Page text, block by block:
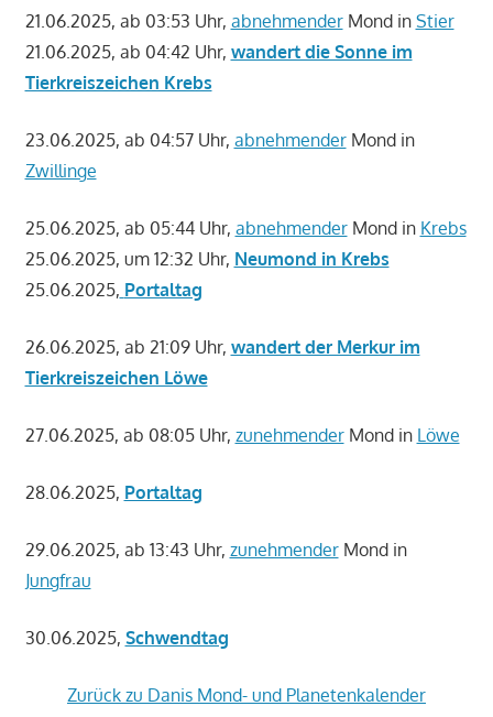
21.06.2025, ab 03:53 Uhr, abnehmenderMond in Stier
21.06.2025, ab 04:42 Uhr, wandert die Sonne im
Tierkreiszeichen Krebs
23.06.2025, ab 04:57 Uhr, abnehmenderMond in
Zwillinge
25.06.2025, ab 05:44 Uhr, abnehmenderMond in Krebs
25.06.2025, um 12:32 Uhr, Neumond in Krebs
25.06.2025, Portaltag
26.06.2025, ab 21:09 Uhr, wandert der Merkur im
Tierkreiszeichen Löwe
27.06.2025, ab 08:05 Uhr, zunehmenderMond in Löwe
28.06.2025, Portaltag
29.06.2025, ab 13:43 Uhr, zunehmenderMond in
Jungfrau
30.06.2025, Schwendtag
Zurück zu Danis Mond- und Planetenkalender